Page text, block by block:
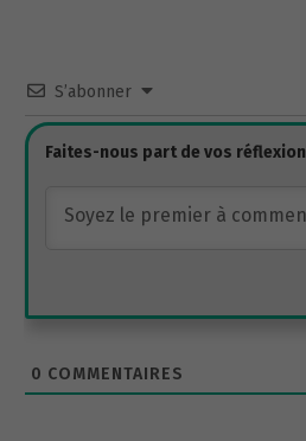
S’abonner
0 COMMENTAIRES